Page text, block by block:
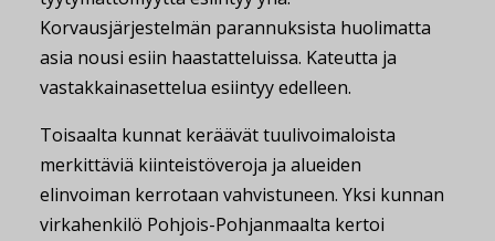
Korvausjärjestelmän parannuksista huolimatta
asia nousi esiin haastatteluissa. Kateutta ja
vastakkainasettelua esiintyy edelleen.
Toisaalta kunnat keräävät tuulivoimaloista
merkittäviä kiinteistöveroja ja alueiden
elinvoiman kerrotaan vahvistuneen. Yksi kunnan
virkahenkilö Pohjois-Pohjanmaalta kertoi